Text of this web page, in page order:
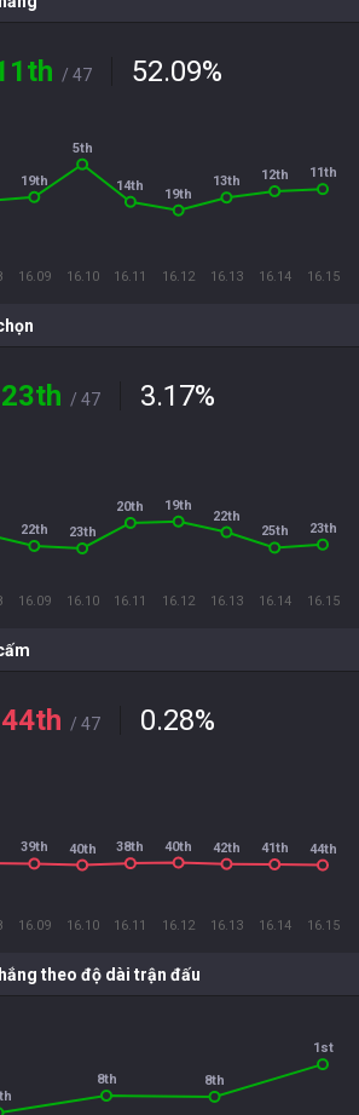
/ 47 52.09%
16.09 16.10 16.11 16.12 16.13 16.14 16.15
19th
5th
14th
19th
13th 12th 11th
23th / 47 3.17%
16.09 16.10 16.11 16.12 16.13 16.14 16.15
22th 23th
20th 19th
22th
25th
23th
44th / 47 0.28%
16.09 16.10 16.11 16.12 16.13 16.14 16.15
39th 40th 38th 40th 42th 41th 44th
theo độ dài trận đấu
8th 8th
1st